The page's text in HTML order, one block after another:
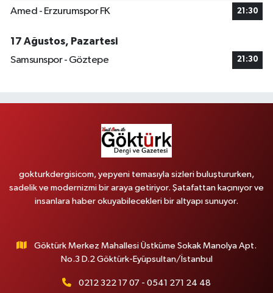
Amed - Erzurumspor FK 21:30
17 Ağustos, Pazartesi
Samsunspor - Göztepe
21:30
gokturkdergisicom, yepyeni temasıyla sizleri buluştururken,
sadelik ve modernizmi bir araya getiriyor. Şatafattan kaçınıyor ve
insanlara haber okuyabilecekleri bir altyapı sunuyor.
Göktürk Merkez Mahallesi Üstküme Sokak Manolya Apt.
No.3 D.2 Göktürk-Eyüpsultan/İstanbul
0212 322 17 07 - 0541 271 24 48